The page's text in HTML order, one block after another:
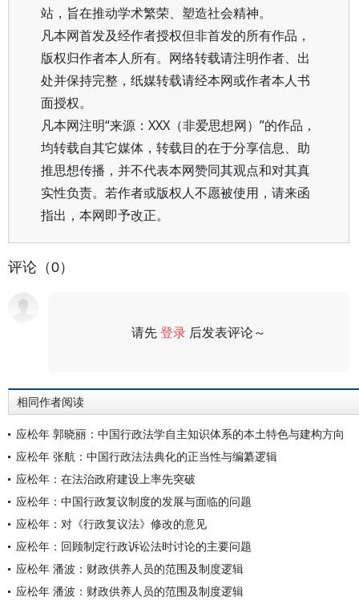
站，旨在推动学术繁荣、塑造社会精神。
凡本网首发及经作者授权但非首发的所有作品，
版权归作者本人所有。网络转载请注明作者、出
处并保持完整，纸媒转载请经本网或作者本人书
面授权。
凡本网注明“来源：XXX（非爱思想网）”的作品，
均转载自其它媒体，转载目的在于分享信息、助
推思想传播，并不代表本网赞同其观点和对其真
实性负责。若作者或版权人不愿被使用，请来函
指出，本网即予改正。
评论（0）
请先登录 后发表评论～
相同作者阅读
应松年 郭晓丽：中国行政法学自主知识体系的本土特色与建构方向
应松年 张航：中国行政法法典化的正当性与编纂逻辑
应松年：在法治政府建设上率先突破
应松年：中国行政复议制度的发展与面临的问题
应松年：对《行政复议法》修改的意见
应松年：回顾制定行政诉讼法时讨论的主要问题
应松年 潘波：财政供养人员的范围及制度逻辑
应松年 潘波：财政供养人员的范围及制度逻辑